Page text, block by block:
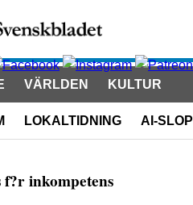
VÄRLDEN KULTUR
LOKALTIDNING AI-SLOP
f?r inkompetens